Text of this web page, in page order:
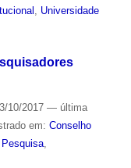
, Universidade
10/2017 — última
em: Conselho
Pesquisa,